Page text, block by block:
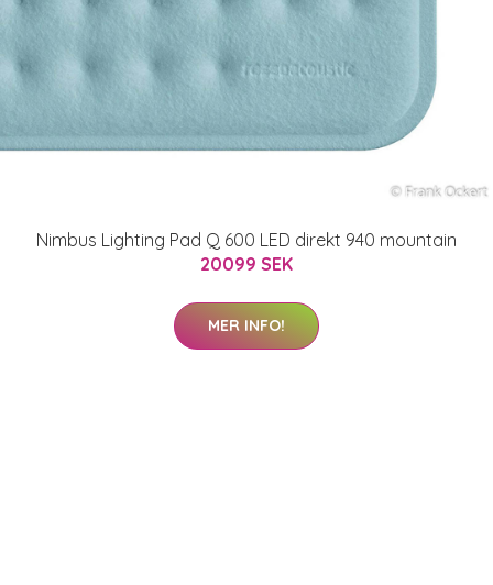
Nimbus Lighting Pad Q 600 LED direkt 940 mountain
20099 SEK
MER INFO!